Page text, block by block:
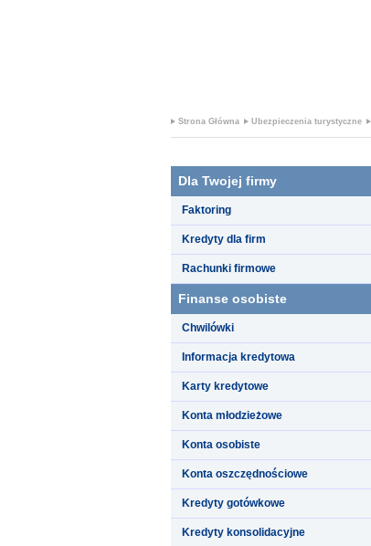
Strona Główna Ubezpieczenia turystyczne
Dla Twojej firmy
Faktoring
Kredyty dla firm
Rachunki firmowe
Finanse osobiste
Chwilówki
Informacja kredytowa
Karty kredytowe
Konta młodzieżowe
Konta osobiste
Konta oszczędnościowe
Kredyty gotówkowe
Kredyty konsolidacyjne